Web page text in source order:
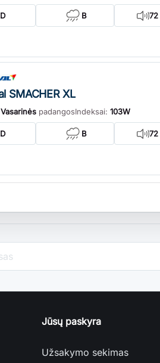
D B 72
SMACHER XL
padangosIndeksai: 103W
D B 72
Jūsų paskyra
Užsakymo sekimas